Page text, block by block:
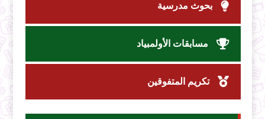
بحوث مدرسية
مسابقات الأولمبياد
تكريم المتفوقين